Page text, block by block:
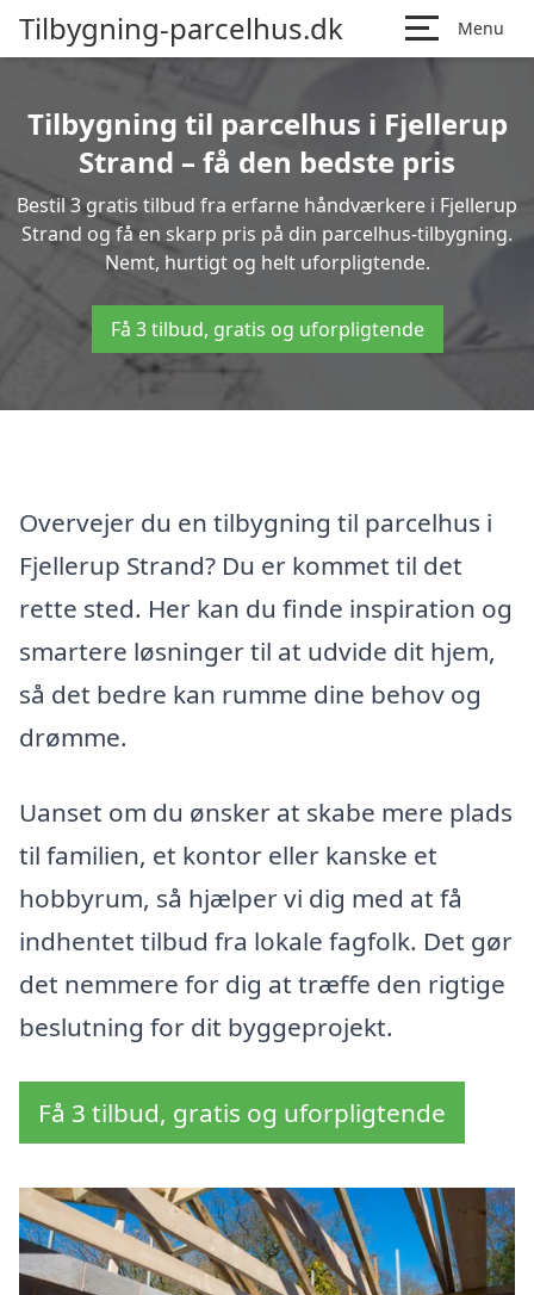
Tilbygning-parcelhus.dk Menu
Tilbygning til parcelhus i Fjellerup
Strand – få den bedste pris
Bestil 3 gratis tilbud fra erfarne håndværkere i Fjellerup
Strand og få en skarp pris på din parcelhus-tilbygning.
Nemt, hurtigt og helt uforpligtende.
Få 3 tilbud, gratis og uforpligtende
Overvejer du en tilbygning til parcelhus i
Fjellerup Strand? Du er kommet til det
rette sted. Her kan du finde inspiration og
smartere løsninger til at udvide dit hjem,
så det bedre kan rumme dine behov og
drømme.
Uanset om du ønsker at skabe mere plads
til familien, et kontor eller kanske et
hobbyrum, så hjælper vi dig med at få
indhentet tilbud fra lokale fagfolk. Det gør
det nemmere for dig at træffe den rigtige
beslutning for dit byggeprojekt.
Få 3 tilbud, gratis og uforpligtende